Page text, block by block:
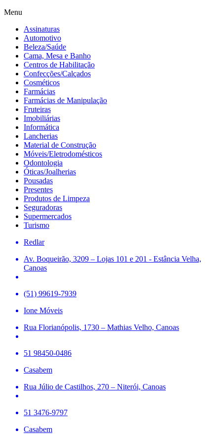
Menu
Assinaturas
Automotivo
Beleza/Saúde
Cama, Mesa e Banho
Centros de Habilitação
Confecções/Calçados
Cosméticos
Farmácias
Farmácias de Manipulação
Fruteiras
Imobiliárias
Informática
Lancherias
Material de Construção
Móveis/Eletrodomésticos
Odontologia
Óticas/Joalherias
Pousadas
Presentes
Produtos de Limpeza
Seguradoras
Supermercados
Turismo
Redlar
Av. Boqueirão, 3209 – Lojas 101 e 201 - Estância Velha,
Canoas
(51) 99619-7939
Ione Móveis
Rua Florianópolis, 1730 – Mathias Velho, Canoas
51 98450-0486
Casabem
Rua Júlio de Castilhos, 270 – Niterói, Canoas
51 3476-9797
Casabem